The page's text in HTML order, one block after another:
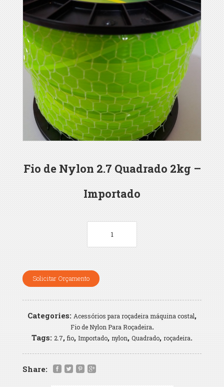
Fio de Nylon 2.7 Quadrado 2kg –
Importado
Solicitar Orçamento
Categories: Acessórios para roçadeira máquina costal,
Fio de Nylon Para Roçadeira.
Tags: 2.7,fio, Importado, nylon, Quadrado, roçadeira.
Share: